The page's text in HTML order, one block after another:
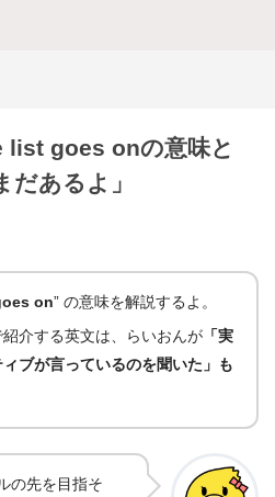
list goes onの意味と
だあるよ」
on” の意味を解説するよ。
紹介する英文は、らいおんが 「実
ブが言っているのを聞いた」も
の先を目指そ